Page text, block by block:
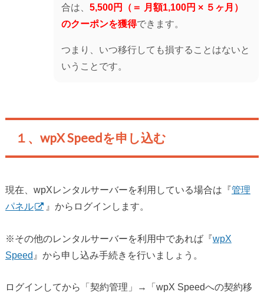
合は、5,500円（＝ 月額1,100円 × ５ヶ月）
のクーポンを獲得できます。
つまり、いつ移行しても損することはないと
いうことです。
１、wpX Speedを申し込む
現在、wpXレンタルサーバーを利用している場合は『管理
パネル
』からログインします。
※その他のレンタルサーバーを利用中であれば『wpX
Speed 』から申し込み手続きを行いましょう。
ログインしてから「契約管理」→「wpX Speedへの契約移